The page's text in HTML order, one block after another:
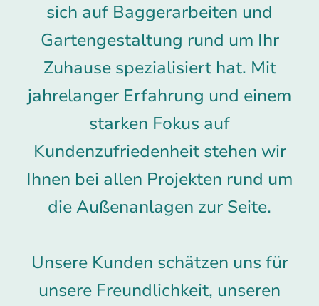
sich auf Baggerarbeiten und
Gartengestaltung rund um Ihr
Zuhause spezialisiert hat. Mit
jahrelanger Erfahrung und einem
starken Fokus auf
Kundenzufriedenheit stehen wir
Ihnen bei allen Projekten rund um
die Außenanlagen zur Seite.
Unsere Kunden schätzen uns für
unsere Freundlichkeit, unseren